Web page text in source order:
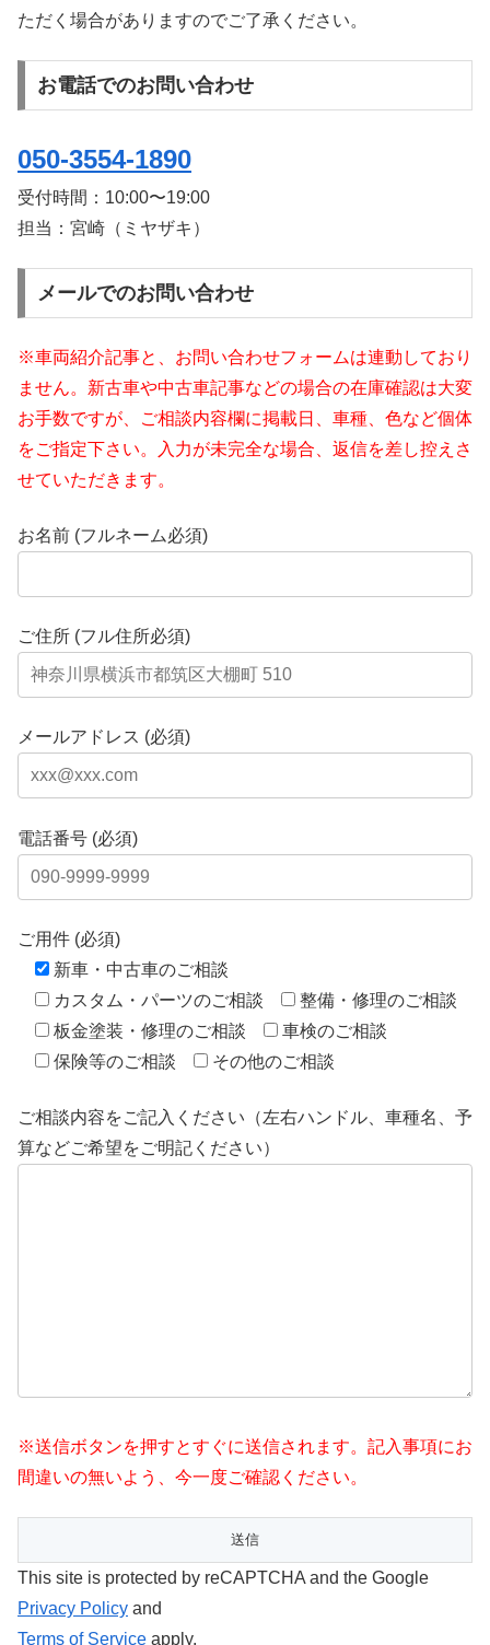
ただく場合がありますのでご了承ください。
お電話でのお問い合わせ
050-3554-1890
受付時間： 10:00〜19:00
担当：宮崎（ミヤザキ）
メールでのお問い合わせ
※車両紹介記事と、お問い合わせフォームは連動しており
ません。新古車や中古車記事などの場合の在庫確認は大変
お手数ですが、ご相談内容欄に掲載日、車種、色など個体
をご指定下さい。入力が未完全な場合、返信を差し控えさ
せていただきます。
お名前 (フルネーム必須)
ご住所 (フル住所必須)
メールアドレス (必須)
電話番号 (必須)
ご用件 (必須)
新車・中古車のご相談
カスタム・パーツのご相談
整備・修理のご相談
板金塗装・修理のご相談
車検のご相談
保険等のご相談
その他のご相談
ご相談内容をご記入ください（左右ハンドル、車種名、予
算などご希望をご明記ください）
※送信ボタンを押すとすぐに送信されます。記入事項にお
間違いの無いよう、今一度ご確認ください。
This site is protected by reCAPTCHA and the Google
Privacy Policy and
Terms of Service apply.